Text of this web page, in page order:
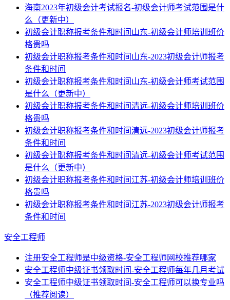
海南2023年初级会计考试报名-初级会计师考试范围是什
么（更新中）
初级会计职称报考条件和时间山东-初级会计师培训班价
格贵吗
初级会计职称报考条件和时间山东-2023初级会计师报考
条件和时间
初级会计职称报考条件和时间山东-初级会计师考试范围
是什么（更新中）
初级会计职称报考条件和时间清远-初级会计师培训班价
格贵吗
初级会计职称报考条件和时间清远-2023初级会计师报考
条件和时间
初级会计职称报考条件和时间清远-初级会计师考试范围
是什么（更新中）
初级会计职称报考条件和时间江苏-初级会计师培训班价
格贵吗
初级会计职称报考条件和时间江苏-2023初级会计师报考
条件和时间
安全工程师
注册安全工程师是中级资格-安全工程师网校推荐哪家
安全工程师中级证书领取时间-安全工程师每年几月考试
安全工程师中级证书领取时间-安全工程师可以换专业吗
（推荐阅读）